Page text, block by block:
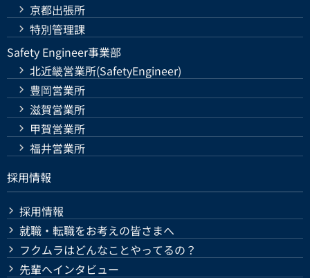
京都出張所
特別管理課
Safety Engineer事業部
北近畿営業所(SafetyEngineer)
豊岡営業所
滋賀営業所
甲賀営業所
福井営業所
採用情報
採用情報
就職・転職をお考えの皆さまへ
フクムラはどんなことやってるの？
先輩へインタビュー